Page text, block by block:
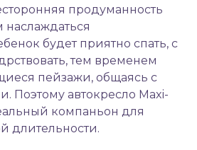
продуманность
будет приятно спать, с
тем временем
пейзажи, общаясь с
автокресло Maxi-
компаньон для
длительности.